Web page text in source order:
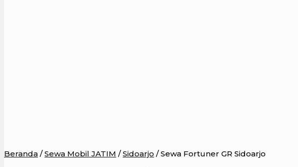
Beranda /Sewa Mobil JATIM /Sidoarjo / Sewa Fortuner GR Sidoarjo